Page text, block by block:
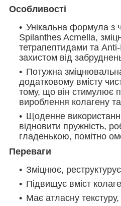
Особливості
Унікальна формула з
Spilanthes Acmella,
тетрапептидами та
захистом від
Потужна
додатковому вмісту
тому, що він стимулює
вироблення колагену
Щоденне
відновити пружність,
гладенькою, помітно
Переваги
Зміцнює,
Підвищує вміст
Має атласну